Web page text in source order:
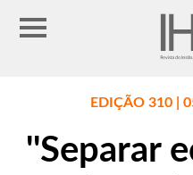
EDIÇÃO 310 |
''Separar